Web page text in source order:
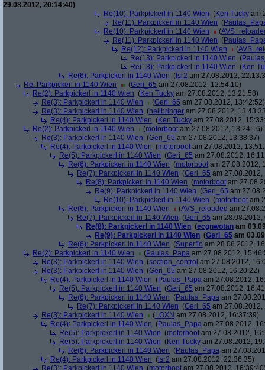
29.08.2012, 20:14:40)
Re(10): Parkpickerl in 1140 Wien (Ken Tucky am
Re(11): Parkpickerl in 1140 Wien (
Re(10): Parkpickerl in 1140 Wien
(
Re(11): Parkpickerl in 1140 Wien (
Re(12): Parkpickerl in 1140 Wien
(
Re(13): Parkpickerl in 1140 Wien (
Re(13): Parkpickerl in 1140 Wien (Ken
Re(6): Parkpickerl in 1140 Wien ( lsr2 am 27.08.2012,
Re: Parkpickerl in 1140 Wien
(Geri_65 am 27.08.2012, 12:54:10)
Re(2): Parkpickerl in 1140 Wien (Ken Tucky am 27.08.2012, 13:21:58)
Re(3): Parkpickerl in 1140 Wien
(Geri_65 am 27.08.2012, 13:42:52)
Re(3): Parkpickerl in 1140 Wien (hellbringer am 27.08.2012,
Re(4): Parkpickerl in 1140 Wien (Ken Tucky am 27.08.2012,
Re(2): Parkpickerl in 1140 Wien
(motorboot am 27.08.2012, 13:24:16)
Re(3): Parkpickerl in 1140 Wien (Geri_65 am 27.08.2012, 13:38:37)
Re(4): Parkpickerl in 1140 Wien (motorboot am 27.08.2012,
Re(5): Parkpickerl in 1140 Wien (Geri_65 am 27.08.2012,
Re(6): Parkpickerl in 1140 Wien (motorboot am 27.08.2012,
Re(7): Parkpickerl in 1140 Wien (Geri_65 am 27.08.2012,
Re(8): Parkpickerl in 1140 Wien (motorboot am
Re(9): Parkpickerl in 1140 Wien (Geri_65 am
Re(10): Parkpickerl in 1140 Wien (motorboot am
Re(6): Parkpickerl in 1140 Wien
(AVS_reloaded am
Re(7): Parkpickerl in 1140 Wien (Geri_65 am 28.08.2012,
Re(8): Parkpickerl in 1140 Wien (ecgnwotan am
Re(9): Parkpickerl in 1140 Wien (Geri_65 am
Re(6): Parkpickerl in 1140 Wien (Superflo am 28.08.2012,
Re(2): Parkpickerl in 1140 Wien
(Paulas_Papa am 27.08.2012,
Re(3): Parkpickerl in 1140 Wien (section_control am 27.08.2012,
Re(3): Parkpickerl in 1140 Wien (Geri_65 am 27.08.2012, 16:20:22)
Re(4): Parkpickerl in 1140 Wien (Paulas_Papa am 27.08.2012,
Re(5): Parkpickerl in 1140 Wien (Geri_65 am 27.08.2012,
Re(6): Parkpickerl in 1140 Wien (Paulas_Papa am
Re(7): Parkpickerl in 1140 Wien (Geri_65 am 27.08.2012,
Re(3): Parkpickerl in 1140 Wien
(LOXN am 27.08.2012, 16:37:39)
Re(4): Parkpickerl in 1140 Wien (Paulas_Papa am 27.08.2012,
Re(5): Parkpickerl in 1140 Wien (motorboot am 27.08.2012,
Re(5): Parkpickerl in 1140 Wien (Ken Tucky am 27.08.2012,
Re(6): Parkpickerl in 1140 Wien (Paulas_Papa am
Re(4): Parkpickerl in 1140 Wien ( lsr2 am 27.08.2012, 22:36:35)
Re(3): Parkpickerl in 1140 Wien (motorboot am 27.08.2012,